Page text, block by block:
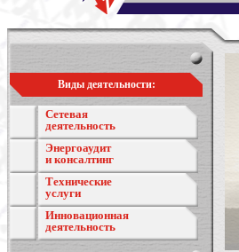
Виды деятельности:
Сетевая
деятельность
Энергоаудит
и консалтинг
Технические
услуги
Инновационная
деятельность